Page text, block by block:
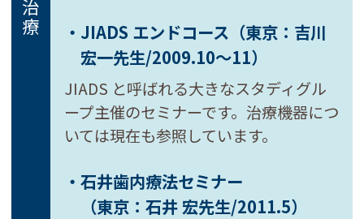
・JIADS エンドコース （東京：吉川
宏一先生/2009.10～11）
JIADS と呼ばれる大きなスタディグル
ープ主催のセミナーです。治療機器につ
いては現在も参照しています。
・石井歯内療法セミナー
（東京：石井 宏先生/2011.5）